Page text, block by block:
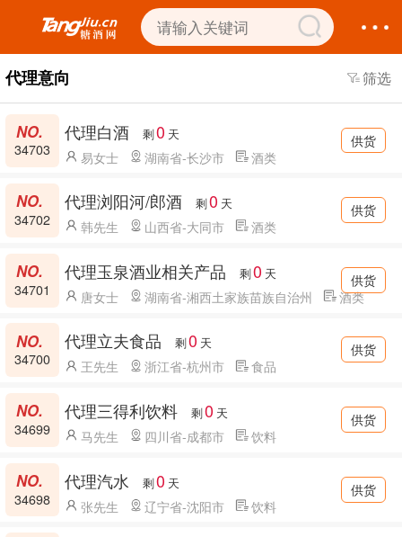
代理意向 筛选
34703
代理白酒 剩0 天
易女士 湖南省-长沙市 酒类
供货
34702
代理浏阳河/郎酒 剩0 天
韩先生 山西省-大同市 酒类
供货
34701
代理玉泉酒业相关产品 剩0 天
唐女士 湖南省-湘西土家族苗族自治州 酒类
供货
34700
代理立夫食品 剩0 天
王先生 浙江省-杭州市 食品
供货
34699
代理三得利饮料 剩0 天
马先生 四川省-成都市 饮料
供货
34698
代理汽水 剩0 天
张先生 辽宁省-沈阳市 饮料
供货